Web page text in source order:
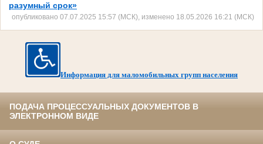
разумный срок»
опубликовано 07.07.2025 15:57 (МСК), изменено 18.05.2026 16:21 (МСК)
Информация для маломобильных групп населения
ПОДАЧА ПРОЦЕССУАЛЬНЫХ ДОКУМЕНТОВ В
ЭЛЕКТРОННОМ ВИДЕ